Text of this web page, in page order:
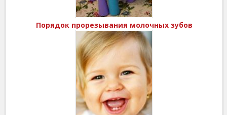
Порядок прорезывания молочных зубов